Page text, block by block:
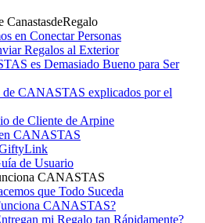
CanastasdeRegalo
en Conectar Personas
Regalos al Exterior
es Demasiado Bueno para Ser
de CANASTAS explicados por el
de Cliente de Arpine
CANASTAS
de Usuario
CANASTAS
que Todo Suceda
CANASTAS?
mi Regalo tan Rápidamente?